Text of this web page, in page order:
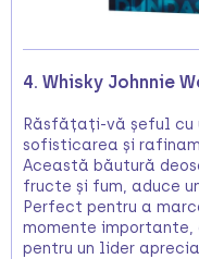
4. Whisky Johnnie
Răsfățați-vă șeful cu
sofisticarea și
Această băutură
fructe și fum, aduce
Perfect pentru a
momente
pentru un lider